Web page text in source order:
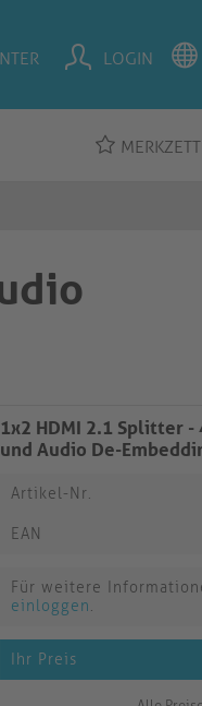
LOGIN
1x2 HDMI 2.1 Splitter -
und Audio De-
Artikel-Nr.
EAN
Für weitere
einloggen.
Ihr Preis